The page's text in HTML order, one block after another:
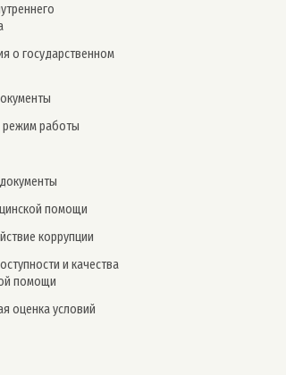
о государственном
режим работы
помощи
коррупции
и качества
помощи
оценка условий